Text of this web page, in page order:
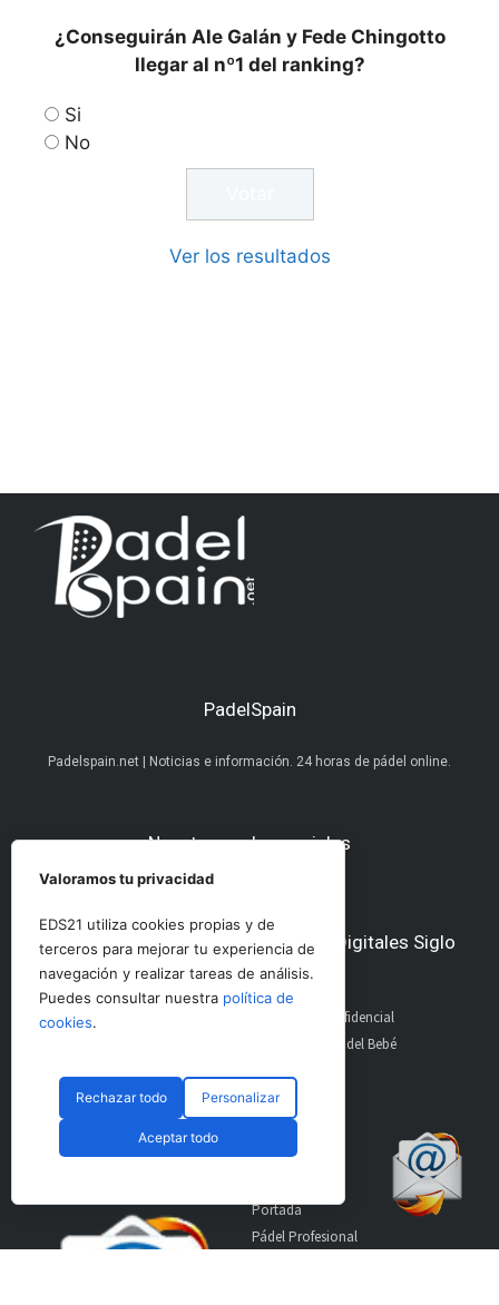
¿Conseguirán Ale Galán y Fede Chingotto
llegar al nº1 del ranking?
Si
No
Ver los resultados
PadelSpain
Padelspain.net | Noticias e información. 24 horas de pádel online.
Nuestras redes sociales
Otros medios del Grupo Ediciones Digitales Siglo
21
GolfConfidencial
El Diario del Bebé
Suscríbete a nuestro
Portada
Pádel Profesional
Valoramos tu privacidad
EDS21 utiliza cookies propias y de
terceros para mejorar tu experiencia de
navegación y realizar tareas de análisis.
Puedes consultar nuestra política de
cookies.
Rechazar todo Personalizar
Aceptar todo